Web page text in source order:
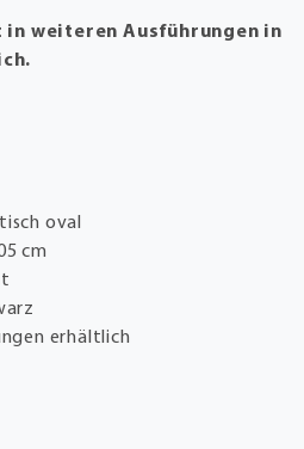
in weiteren Ausführungen in
oval
cm
erhältlich